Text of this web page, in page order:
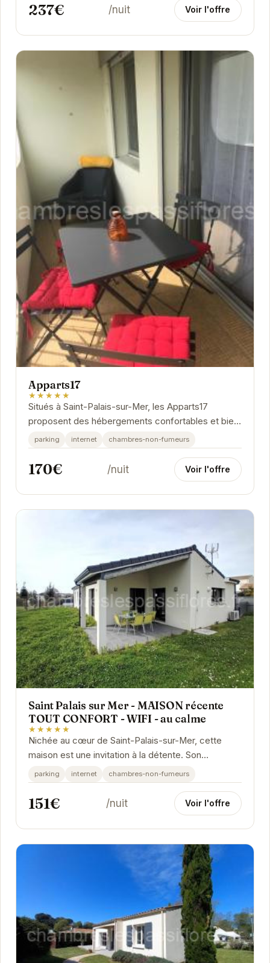
237€ /nuit Voir l'offre
Apparts17
★★★★★
Situés à Saint-Palais-sur-Mer, les Apparts17
proposent des hébergements confortables et bien
équipés, à proximité des plages et des...
parking internet chambres-non-fumeurs
170€ /nuit Voir l'offre
Saint Palais sur Mer - MAISON récente
TOUT CONFORT - WIFI - au calme
★★★★★
Nichée au cœur de Saint-Palais-sur-Mer, cette
maison est une invitation à la détente. Son
ambiance chaleureuse et ses équipements
modernes vous...
parking internet chambres-non-fumeurs
151€ /nuit Voir l'offre